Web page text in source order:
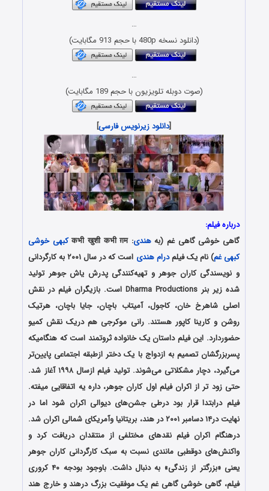
…
(دانلود نسخه 480p با حجم 913 مگابایت)
…
(صوت دوبله تلویزیون با حجم 189 مگابایت)
[دانلود زیرنویس فارسی]
درباره فیلم:
گاهی خوشی گاهی غم (بههندی: कभी खुशी कभी ग़म
کبهی خوشی
کبهی غم) نام یک فیلمدرام هندی
است که در سال ۲۰۰۱ به کارگردانی
و نویسندگی کاران جوهر و تهیه‌کنندگی پدرش یاش جوهر تولید
شده زیر بنر Dharma Productions است. بازیگران فیلم در نقش
اصلی شاهرخ خان، کاجول، آمیتاب باچان، جایا باچان، هرتیک
روشن و کارینا کاپور هستند. رانی موکرجی هم دریک نقش کمیو
حضوردارد. این فیلم داستان یک خانواده ثروتمند است که هنگامیکه
پسربزرگشان تصمیم به ازدواج با یک دختر ازطبقه اجتماعی پایین‌تر
می‌گیرد، دچار مشکلاتی می‌شوند.
تولید فیلم ازسال ۱۹۹۸ آغاز شد.
حتی زود تر از اکران فیلم اول کاران جوهر، داره یه اتفاقایی میفته.
فیلم درابتدا قرار بود درطی جشن‌های دیوالی اکران شود اما در
نهایت در۱۴ دسامبر ۲۰۰۱ در هند، بریتانیا وآمریکای شمالی اکران شد.
درهنگام اکران فیلم نقدهای مختلفی از منتقدان دریافت کرد و
واکنش‌های دوقطبی مانندی نسبت به سبک کارگردانی کاران جوهر
یعنی «بزرگتر از زندگی» به دنبال داشت.
باوجود بودجه ۴۰ کروری
فیلم، گاهی خوشی گاهی غم یک موفقیت بزرگ درهند و خارج هند